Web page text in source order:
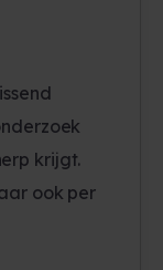
krijgt.
ook per